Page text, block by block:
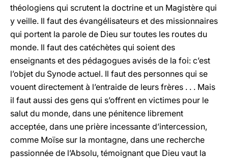
théologiens qui scrutent la doctrine et un Magistère qui
y veille. Il faut des évangélisateurs et des missionnaires
qui portent la parole de Dieu sur toutes les routes du
monde. Il faut des catéchètes qui soient des
enseignants et des pédagogues avisés de la foi: c’est
l’objet du Synode actuel. Il faut des personnes qui se
vouent directement à l’entraide de leurs frères . . . Mais
il faut aussi des gens qui s’offrent en victimes pour le
salut du monde, dans une pénitence librement
acceptée, dans une prière incessante d’intercession,
comme Moïse sur la montagne, dans une recherche
passionnée de l’Absolu, témoignant que Dieu vaut la